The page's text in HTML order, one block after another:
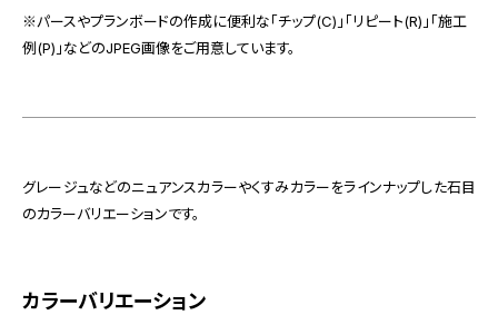
スペースソリューション事業
オフィスソリューション事業
会社情報
※パースやプランボードの作成に便利な「チップ(C)」「リピート(R)」「施工
例(P)」などのJPEG画像をご用意しています。
グレージュなどのニュアンスカラーやくすみカラーをラインナップした石目
のカラーバリエーションです。
カラーバリエーション